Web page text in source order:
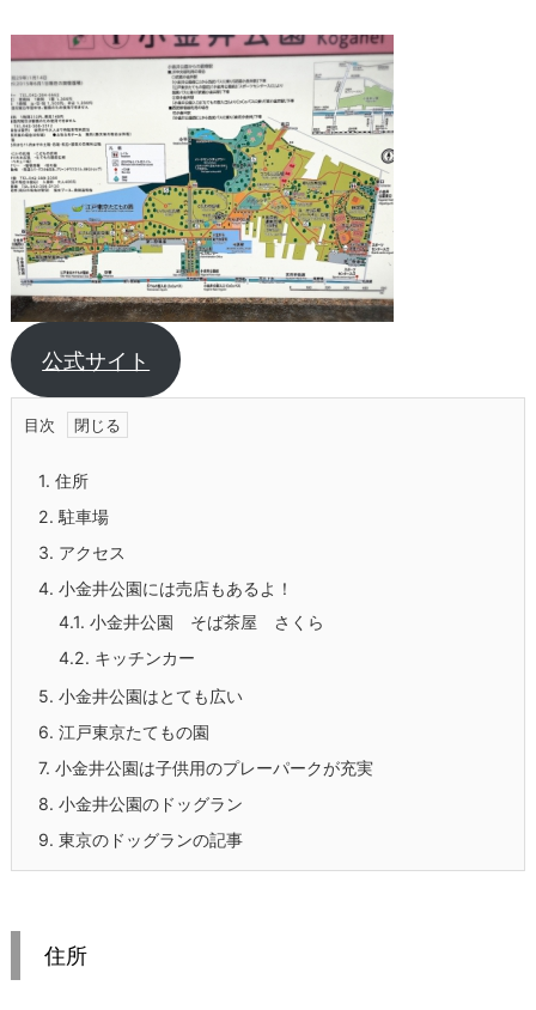
公式サイト
目次
1. 住所
2. 駐車場
3. アクセス
4. 小金井公園には売店もあるよ！
4.1. 小金井公園 そば茶屋 さくら
4.2. キッチンカー
5. 小金井公園はとても広い
6. 江戸東京たてもの園
7. 小金井公園は子供用のプレーパークが充実
8. 小金井公園のドッグラン
9. 東京のドッグランの記事
住所